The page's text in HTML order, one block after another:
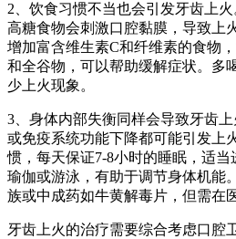
2、饮食习惯不当也会引发牙齿上
高糖食物会刺激口腔黏膜，导致上
增加富含维生素C和纤维素的食物
和全谷物，可以帮助缓解症状。多
少上火现象。
3、身体内部失衡同样会导致牙齿
或免疫系统功能下降都可能引发上
惯，每天保证7-8小时的睡眠，适当
瑜伽或游泳，有助于调节身体机能
族或中成药如牛黄解毒片，但需在
牙齿上火的治疗需要综合考虑口腔